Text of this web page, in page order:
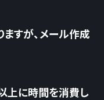
すが、メール作成
上に時間を消費し